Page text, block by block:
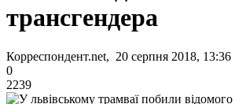
трансгендера
Корреспондент.net, 20 серпня 2018, 13:36
0
2239